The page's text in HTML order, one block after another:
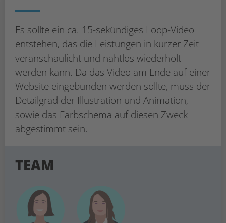
Es sollte ein ca. 15-sekündiges Loop-Video
entstehen, das die Leistungen in kurzer Zeit
veranschaulicht und nahtlos wiederholt
werden kann. Da das Video am Ende auf einer
Website eingebunden werden sollte, muss der
Detailgrad der Illustration und Animation,
sowie das Farbschema auf diesen Zweck
abgestimmt sein.
TEAM